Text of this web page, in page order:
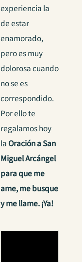
experiencia la
de estar
enamorado,
pero es muy
dolorosa cuando
no se es
correspondido.
Por ello te
regalamos hoy
la Oración a San
Miguel Arcángel
para que me
ame, me busque
y me llame. ¡Ya!